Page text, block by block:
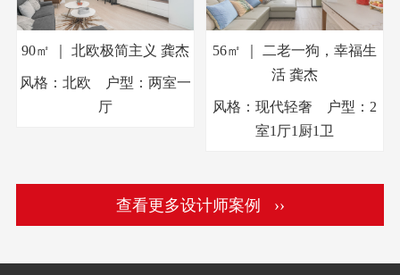
90㎡ ｜ 北欧极简主义 龚杰
风格：北欧 户型：两室一
厅
56㎡ ｜ 二老一狗，幸福生
活 龚杰
风格：现代轻奢 户型：2
室1厅1厨1卫
查看更多设计师案例 ››